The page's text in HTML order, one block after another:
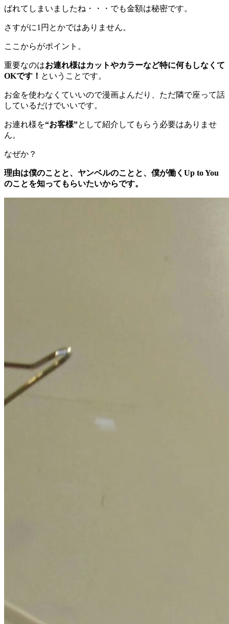
ばれてしまいましたね・・・でも金額は秘密です。
さすがに1円とかではありません。
ここからがポイント。
重要なのはお連れ様はカットやカラーなど特に何もしなくて
OKです！ ということです。
お金を使わなくていいので漫画よんだり、ただ隣で座って話
しているだけでいいです。
お連れ様を“お客様”として紹介してもらう必要はありませ
ん。
なぜか？
理由は僕のことと、ヤンベルのことと、僕が働くUp to You
のことを知ってもらいたいからです。